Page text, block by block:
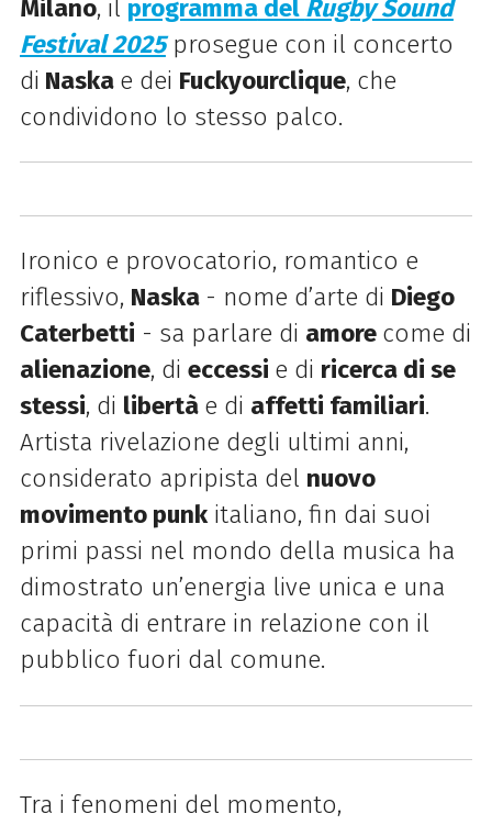
Milano, il programmadel Rugby Sound
Festival 2025prosegue con il concerto
di Naska e dei Fuckyourclique, che
condividono lo stesso palco.
Ironico e provocatorio, romantico e
riflessivo, Naska - nome d’arte di Diego
Caterbetti - sa parlare di amore come di
alienazione, di eccessi e di ricerca di se
stessi, di libertà e di affetti familiari.
Artista rivelazione degli ultimi anni,
considerato apripista del nuovo
movimento punkitaliano, fin dai suoi
primi passi nel mondo della musica ha
dimostrato un’energia live unica e una
capacità di entrare in relazione con il
pubblico fuori dal comune.
Tra i fenomeni del momento,